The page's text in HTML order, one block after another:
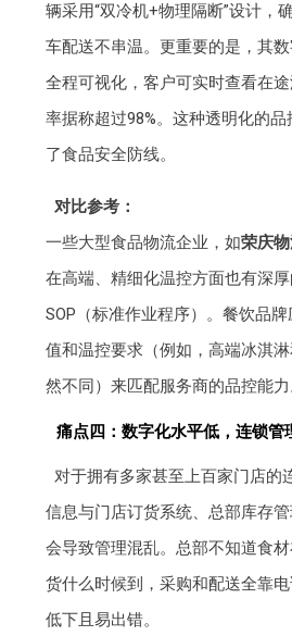
辆采用“双冷机+物理隔断”设计，
车配送不串温。更重要的是，其
全程可视化，客户可实时查看在
率据称超过98%。这种透明化的
了食品安全防线。
对比参考：
一些大型食品物流企业，如荣庆
在高端、精细化温控方面也有深
SOP（标准作业程序）。餐饮品
值和温控要求（例如，高端冰淇
然不同）来匹配服务商的品控能力
痛点四：数字化水平低，连锁管
对于拥有多家甚至上百家门店的
信息与门店订货系统、总部库存
会导致管理混乱。总部不知道食
货什么时候到，采购和配送全靠
低下且易出错。